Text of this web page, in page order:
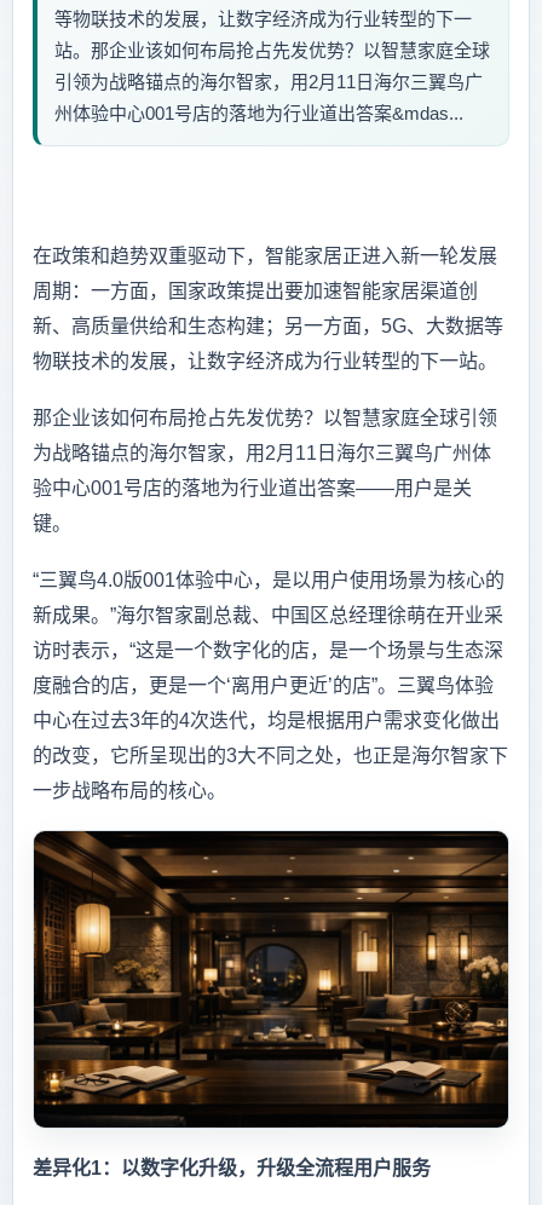
等物联技术的发展，让数字经济成为行业转型的下一
站。那企业该如何布局抢占先发优势？以智慧家庭全球
引领为战略锚点的海尔智家，用2月11日海尔三翼鸟广
州体验中心001号店的落地为行业道出答案&mdas...
在政策和趋势双重驱动下，智能家居正进入新一轮发展
周期：一方面，国家政策提出要加速智能家居渠道创
新、高质量供给和生态构建；另一方面，5G、大数据等
物联技术的发展，让数字经济成为行业转型的下一站。
那企业该如何布局抢占先发优势？以智慧家庭全球引领
为战略锚点的海尔智家，用2月11日海尔三翼鸟广州体
验中心001号店的落地为行业道出答案——用户是关
键。
“三翼鸟4.0版001体验中心，是以用户使用场景为核心的
新成果。”海尔智家副总裁、中国区总经理徐萌在开业采
访时表示，“这是一个数字化的店，是一个场景与生态深
度融合的店，更是一个‘离用户更近’的店”。三翼鸟体验
中心在过去3年的4次迭代，均是根据用户需求变化做出
的改变，它所呈现出的3大不同之处，也正是海尔智家下
一步战略布局的核心。
差异化1：以数字化升级，升级全流程用户服务